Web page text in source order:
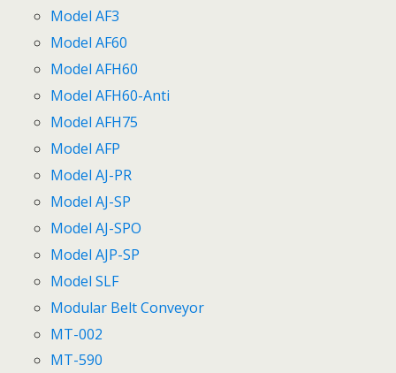
Model AF3
Model AF60
Model AFH60
Model AFH60-Anti
Model AFH75
Model AFP
Model AJ-PR
Model AJ-SP
Model AJ-SPO
Model AJP-SP
Model SLF
Modular Belt Conveyor
MT-002
MT-590